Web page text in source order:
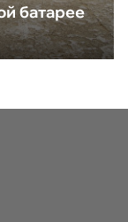
батарее